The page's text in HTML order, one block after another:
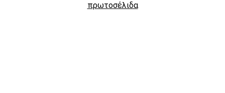
πρωτοσέλιδα